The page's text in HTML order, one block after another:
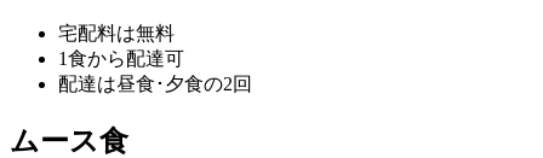
宅配料は無料
1食から配達可
配達は昼食･夕食の2回
ムース食